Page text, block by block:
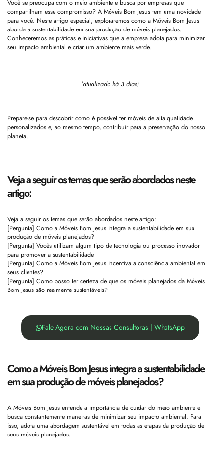
Você se preocupa com o meio ambiente e busca por empresas que
compartilham esse compromisso? A Móveis Bom Jesus tem uma novidade
para você. Neste artigo especial, exploraremos como a Móveis Bom Jesus
aborda a sustentabilidade em sua produção de móveis planejados.
Conheceremos as práticas e iniciativas que a empresa adota para minimizar
seu impacto ambiental e criar um ambiente mais verde.
(atualizado há 3 dias)
Prepare-se para descobrir como é possível ter móveis de alta qualidade,
personalizados e, ao mesmo tempo, contribuir para a preservação do nosso
planeta.
Veja a seguir os temas que serão abordados neste
artigo:
Veja a seguir os temas que serão abordados neste artigo:
[Pergunta] Como a Móveis Bom Jesus integra a sustentabilidade em sua
produção de móveis planejados?
[Pergunta] Vocês utilizam algum tipo de tecnologia ou processo inovador
para promover a sustentabilidade
[Pergunta] Como a Móveis Bom Jesus incentiva a consciência ambiental em
seus clientes?
[Pergunta] Como posso ter certeza de que os móveis planejados da Móveis
Bom Jesus são realmente sustentáveis?
Fale Agora com Nossas Consultoras | WhatsApp
Como a Móveis Bom Jesus integra a sustentabilidade
em sua produção de móveis planejados?
A Móveis Bom Jesus entende a importância de cuidar do meio ambiente e
busca constantemente maneiras de minimizar seu impacto ambiental. Para
isso, adota uma abordagem sustentável em todas as etapas da produção de
seus móveis planejados.